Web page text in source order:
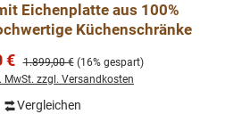
Eichenplatte aus 100%
Küchenschränke
€ Regulärer Preis:
1.899,00 € (16% gespart)
MwSt. zzgl. Versandkosten
Vergleichen